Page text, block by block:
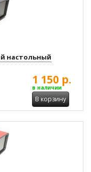
настольный
1 150 р.
в наличии
В корзину